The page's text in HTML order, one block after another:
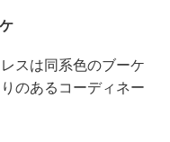
スは同系色のブーケ
のあるコーディネー